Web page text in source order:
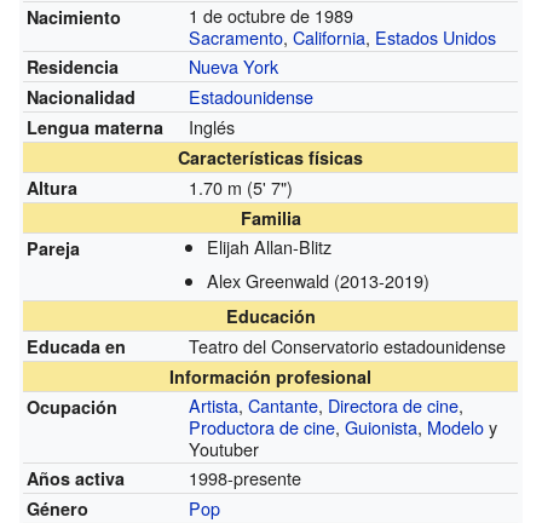
Nacimiento
1 de octubre de 1989
Sacramento,California, Estados Unidos
Residencia Nueva York
Nacionalidad Estadounidense
Lengua materna Inglés
Características físicas
Altura
1.70 m (5' 7")
Familia
Pareja
Elijah Allan-Blitz
Alex Greenwald (2013-2019)
Educación
Educada en
Teatro del Conservatorio estadounidense
Información profesional
Ocupación
Artista,Cantante, Directora de cine,
Productora de cine,Guionista, Modeloy
Youtuber
Años activa 1998-presente
Género Pop